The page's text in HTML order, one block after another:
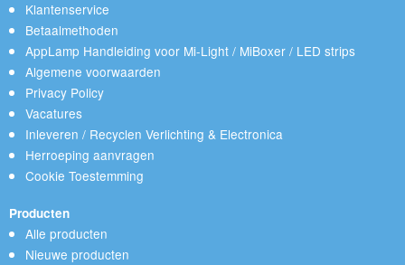
Klantenservice
Betaalmethoden
AppLamp Handleiding voor Mi-Light / MiBoxer / LED strips
Algemene voorwaarden
Privacy Policy
Vacatures
Inleveren / Recyclen Verlichting & Electronica
Herroeping aanvragen
Cookie Toestemming
Producten
Alle producten
Nieuwe producten